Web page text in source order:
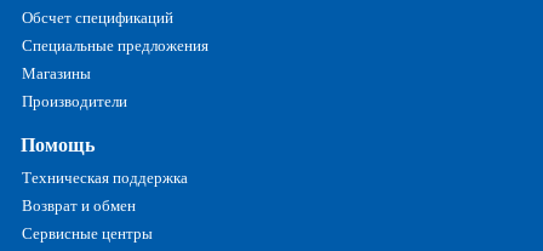
Обсчет спецификаций
Специальные предложения
Магазины
Производители
Помощь
Техническая поддержка
Возврат и обмен
Сервисные центры